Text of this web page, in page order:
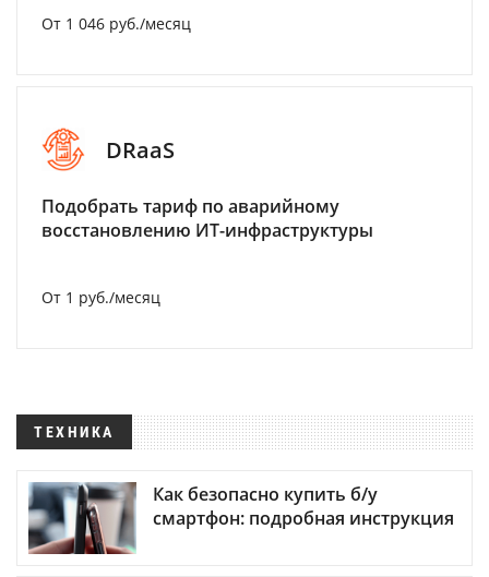
От 1 046 руб./месяц
DRaaS
Подобрать тариф по аварийному
восстановлению ИТ-инфраструктуры
От 1 руб./месяц
ТЕХНИКА
Как безопасно купить б/у
смартфон: подробная инструкция